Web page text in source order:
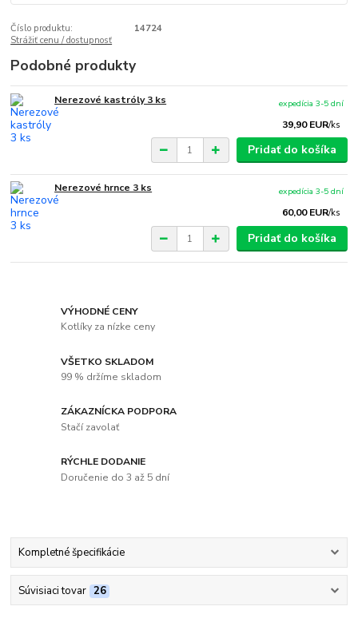
Číslo produktu:
14724
Strážiť cenu / dostupnosť
Podobné produkty
Nerezové kastróly 3 ks
39,90 EUR/ks
expedícia 3-5 dní
Pridať do košíka
Nerezové hrnce 3 ks
60,00 EUR/ks
expedícia 3-5 dní
Pridať do košíka
VÝHODNÉ CENY
Kotlíky za nízke ceny
VŠETKO SKLADOM
99 % držíme skladom
ZÁKAZNÍCKA PODPORA
Stačí zavolať
RÝCHLE DODANIE
Doručenie do 3 až 5 dní
Kompletné špecifikácie
Súvisiaci tovar 26